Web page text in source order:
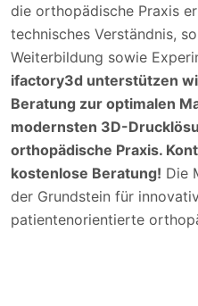
die orthopädische Praxis
technisches Verständnis,
Weiterbildung sowie
ifactory3d unterstützen
Beratung zur optimalen
modernsten 3D-
orthopädische Praxis.
kostenlose Beratung! Die
der Grundstein für
patientenorientierte